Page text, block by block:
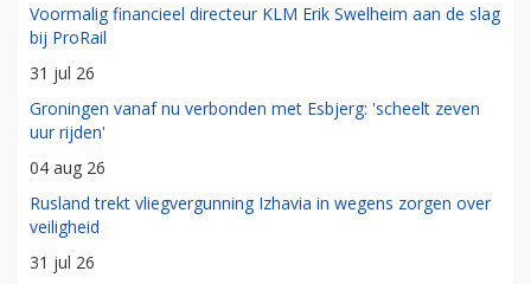
Voormalig financieel directeur KLM Erik Swelheim aan de slag
bij ProRail
31 jul 26
Groningen vanaf nu verbonden met Esbjerg: 'scheelt zeven
uur rijden'
04 aug 26
Rusland trekt vliegvergunning Izhavia in wegens zorgen over
veiligheid
31 jul 26